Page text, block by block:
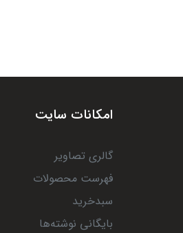
امکانات سایت
گالری تصاویر
فهرست محصولات
سبدخرید
بایگانی نوشته‌ها